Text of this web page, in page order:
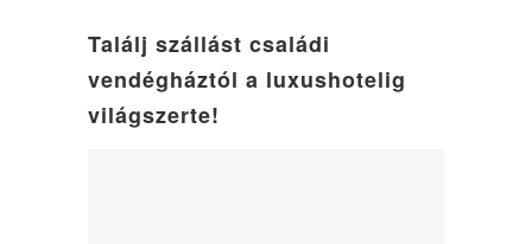
Találj szállást családi
vendégháztól a luxushotelig
világszerte!